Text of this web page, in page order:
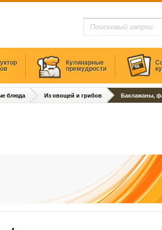
Кулинарные
премудрости
блюда Из овощей и грибов Баклажаны,